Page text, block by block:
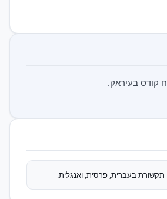
קודס בעיראק.
תקשורת בעברית, פרסית, ואנגלית.